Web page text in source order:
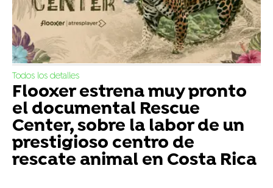
Todos los detalles
Flooxer estrena muy pronto
el documental Rescue
Center, sobre la labor de un
prestigioso centro de
rescate animal en Costa Rica